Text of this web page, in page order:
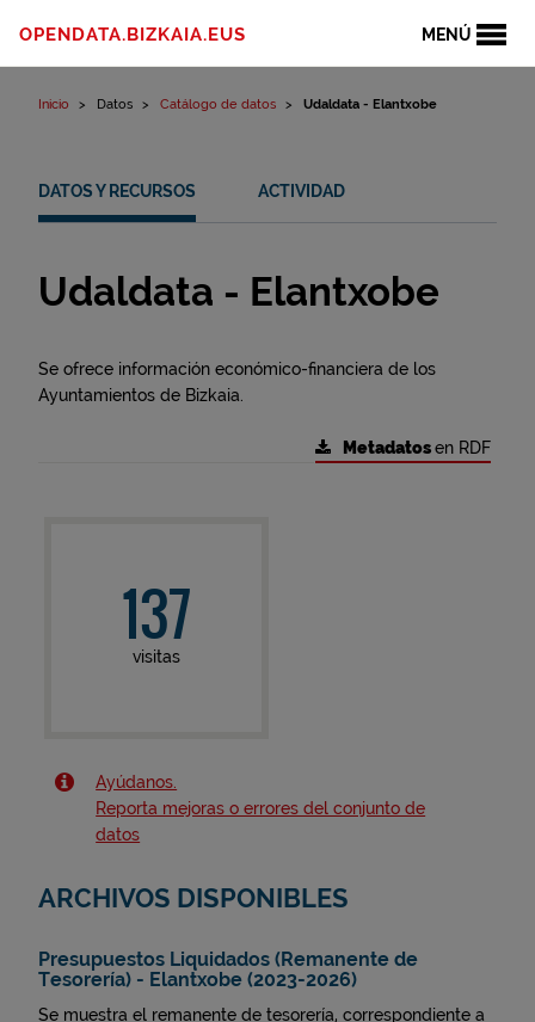
MENÚ
OPENDATA.BIZKAIA.EUS
Inicio Datos Catálogo de datos Udaldata - Elantxobe
DATOS Y RECURSOS ACTIVIDAD
Udaldata - Elantxobe
Se ofrece información económico-financiera de los
Ayuntamientos de Bizkaia.
Metadatosen RDF
137
visitas
Ayúdanos.
Reporta mejoras o errores del conjunto de
datos
ARCHIVOS DISPONIBLES
Presupuestos Liquidados (Remanente de
Tesorería) - Elantxobe (2023-2026)
Se muestra el remanente de tesorería, correspondiente a